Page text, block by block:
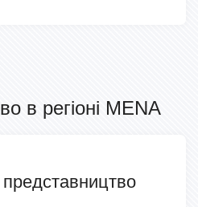
в регіоні MENA
представництво